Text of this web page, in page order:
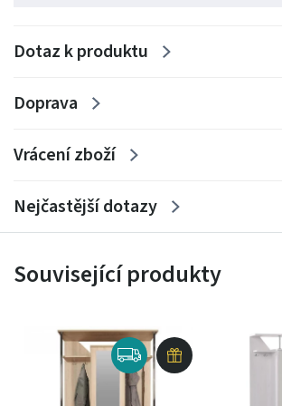
Dotaz k produktu
Doprava
Vrácení zboží
Nejčastější dotazy
Související produkty